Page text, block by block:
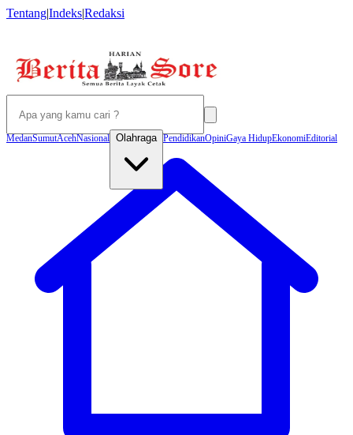
Tentang|Indeks|Redaksi
MedanSumutAcehNasional Olahraga PendidikanOpiniGaya HidupEkonomiEditorial